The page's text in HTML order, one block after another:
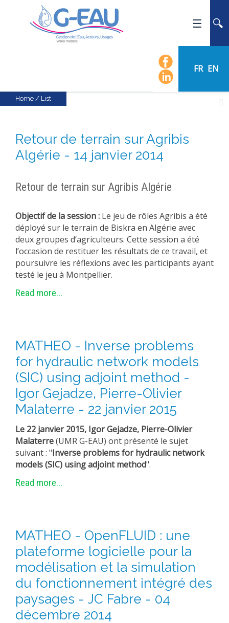
FR EN
NEWS
FLOW CHART
STAFF
RECRUITMENT
RESEARCH
EXPERIMENTAL PLATFORMS
GEOGRAPHIC LOCATIONS
CURRENT PROJECTS
COMPLETED PROJECTS
TRAINING COURSES
ENGINEERING
EDUCATION AND TRAINING
DOCTORAL TRAINING
THESES IN PROGRESS
MOOC
PRODUCTION
METHODS AND TOOLS
SOFTWARE
THESES
WORKING PAPERS
THEMATIC NOTES
FOR THE PUBLIC
Home / List
Retour de terrain sur Agribis
Algérie - 14 janvier 2014
Retour de terrain sur Agribis Algérie
Objectif de la session : Le jeu de rôles Agribis a été
déployé sur le terrain de Biskra en Algérie avec
deux groupes d’agriculteurs. Cette session a été
l’occasion de restituer les résultats de ce travail, et
poursuivre les réflexions avec les participants ayant
testé le jeu à Montpellier.
Read more...
MATHEO - Inverse problems
for hydraulic network models
(SIC) using adjoint method -
Igor Gejadze, Pierre-Olivier
Malaterre - 22 janvier 2015
Le 22 janvier 2015, Igor Gejadze, Pierre-Olivier
Malaterre(UMR G-EAU) ont présenté le sujet
suivant : "Inverse problems for hydraulic network
models (SIC) using adjoint method".
Read more...
MATHEO - OpenFLUID : une
plateforme logicielle pour la
modélisation et la simulation
du fonctionnement intégré des
paysages - JC Fabre - 04
décembre 2014